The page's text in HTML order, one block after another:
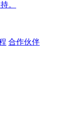
。
合作伙伴